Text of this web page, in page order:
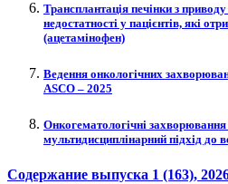
Трансплантація печінки з приводу
недостатності у пацієнтів, які
(ацетамінофен)
Ведення онкологічних
ASCO – 2025
Онкогематологічні захворювання
мультидисциплінарний підхід до
Содержание выпуска 1 (163),